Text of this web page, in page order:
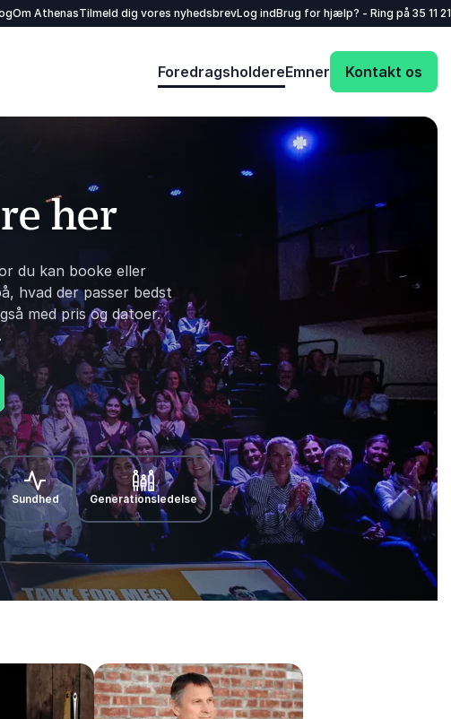
Om AthenasTilmeld dig vores nyhedsbrevLog indBrug for hjælp? - Ring på 35 11
ForedragsholdereEmner Kontakt os
her
du kan booke eller
hvad der passer bedst
med pris og datoer.
Sundhed Generationsledelse